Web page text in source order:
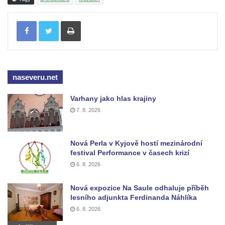
Venkovské usedlosti Nový Drahov
Katova ulička v Kadani
Fara u kostela svatého Josefa v Krásné u
Pěnčína
Altán v parku u školy v Teplicích nad Metují
Krakonošovy schody v Teplicích nad Metují
Kubečkova fara čp. 54 v Machovské Lhotě
Doubravkou v Teplicích
Jirschova vila čp. 1348/10 v ulici Pod
Doubravkou v Teplicích
Tisknout
naseveru.net
Varhany jako hlas krajiny
7. 8. 2026
Nová Perla v Kyjově hostí mezinárodní
festival Performance v časech krizí
6. 8. 2026
Nová expozice Na Saule odhaluje příběh
lesního adjunkta Ferdinanda Náhlíka
6. 8. 2026